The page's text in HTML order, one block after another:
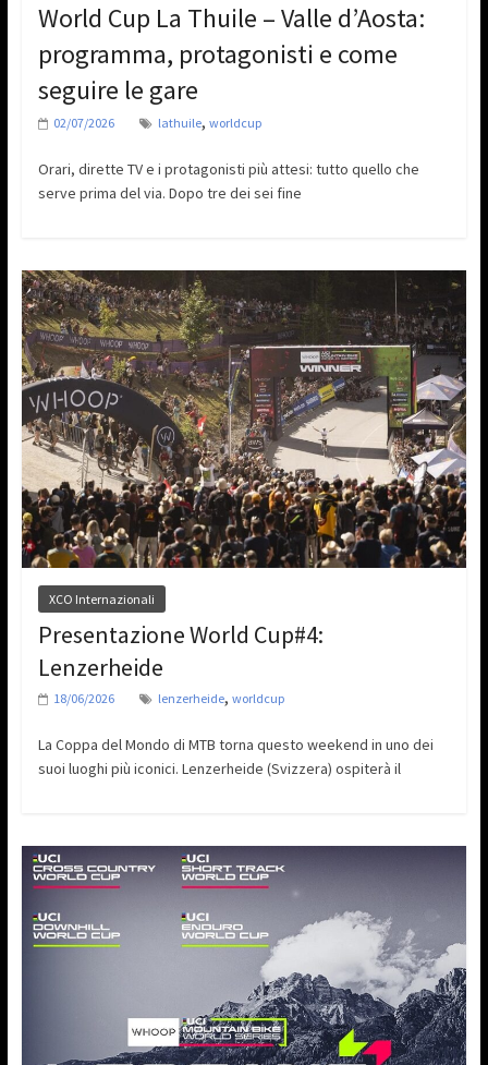
World Cup La Thuile – Valle d’Aosta:
programma, protagonisti e come
seguire le gare
02/07/2026 lathuile, worldcup
Orari, dirette TV e i protagonisti più attesi: tutto quello che
serve prima del via. Dopo tre dei sei fine
XCO Internazionali
Presentazione World Cup#4:
Lenzerheide
18/06/2026 lenzerheide, worldcup
La Coppa del Mondo di MTB torna questo weekend in uno dei
suoi luoghi più iconici. Lenzerheide (Svizzera) ospiterà il